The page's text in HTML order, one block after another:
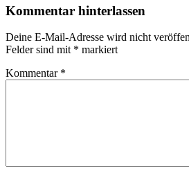
Kommentar hinterlassen
Deine E-Mail-Adresse wird nicht
Felder sind mit * markiert
Kommentar *